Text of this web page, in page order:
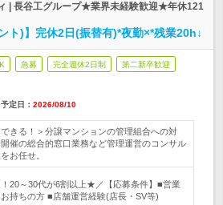
| 長谷工グループ★業界未経験歓迎★年休121
ト)】完休2日(振替有)*夜勤×*残業20h↓
急募 完全週休2日制 第二新卒歓迎
定日： 2026/08/10
きる！＞分譲マンションの管理組合への対
催の総合的窓口業務など管理運営のコンサル
お任せ。
20～30代が6割以上★／【応募条件】■営業
持ちの方 ■店舗運営経験(店長・SV等)